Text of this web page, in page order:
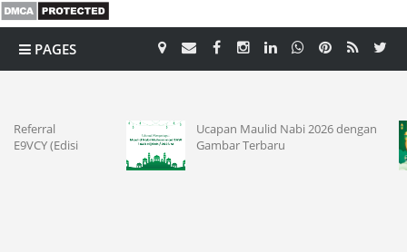
PAGES
Ucapan Maulid Nabi 2026 dengan
Gambar Terbaru